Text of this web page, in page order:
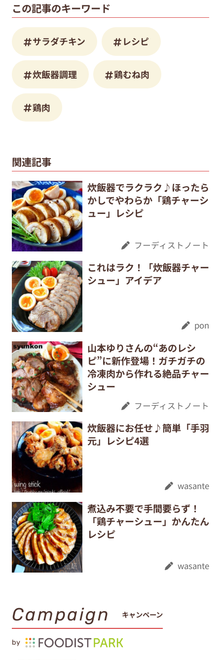
この記事のキーワード
サラダチキン レシピ
炊飯器調理 鶏むね肉
鶏肉
関連記事
炊飯器でラクラク♪ほったら
かしでやわらか「鶏チャーシ
ュー」レシピ
フーディストノート
これはラク！「炊飯器チャー
シュー」アイデア
pon
山本ゆりさんの“あのレシ
ピ”に新作登場！ガチガチの
冷凍肉から作れる絶品チャー
シュー
フーディストノート
炊飯器にお任せ♪簡単「手羽
元」レシピ4選
wasante
煮込み不要で手間要らず！
「鶏チャーシュー」かんたん
レシピ
wasante
Campaign キャンペーン
by